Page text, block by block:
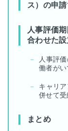
ス）の申
人事評価
合わせた設
人事評
働者が
キャリ
併せて受
まとめ